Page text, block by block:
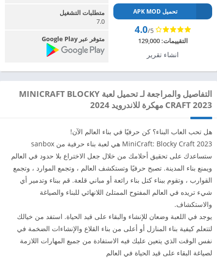
تحميل APK MOD
4.0/5
التقييمات:129,000
انشاء تقرير
متطلبات التشغيل
7.0
متوفر عبر Google Play
التفاصيل والمراجعة لـ تحميل لعبة MINICRAFT BLOCKY
CRAFT 2023 مهكرة للاندرويد 2024
هل تحب العاب البناء؟ كن حرفيًا في بناء العالم الآن!
MiniCraft: Blocky Craft 2023 هي لعبة بناء حرفية من sanbox
ستساعدك على تحقيق أحلامك من خلال جعل الاختراع بلا حدود في العالم
ويمنع بناء المدينة. تصبح حرفيًا وتستكشف العالم ، وتجمع الموارد ، وتجمع
القوارب ، وتقوم ببناء كتل بناء رائعة أو مباني قلعة. قم ببناء وتدمير أي
شيء تريده في العالم المفتوح الممتلئ اللانهائي للبناء والصياغة
والاستكشاف.
يوجد في اللعبة وضعان للإنشاء والبقاء على قيد الحياة. استفد من خيالك
لتتعلم كيفية بناء المنازل أو أعلى من بناء القلاع والإنشاءات الضخمة في
نفس الوقت الذي يتعين عليك فيه الاستفادة من جميع المهارات اللازمة
لصياغة البقاء على قيد الحياة في العالم